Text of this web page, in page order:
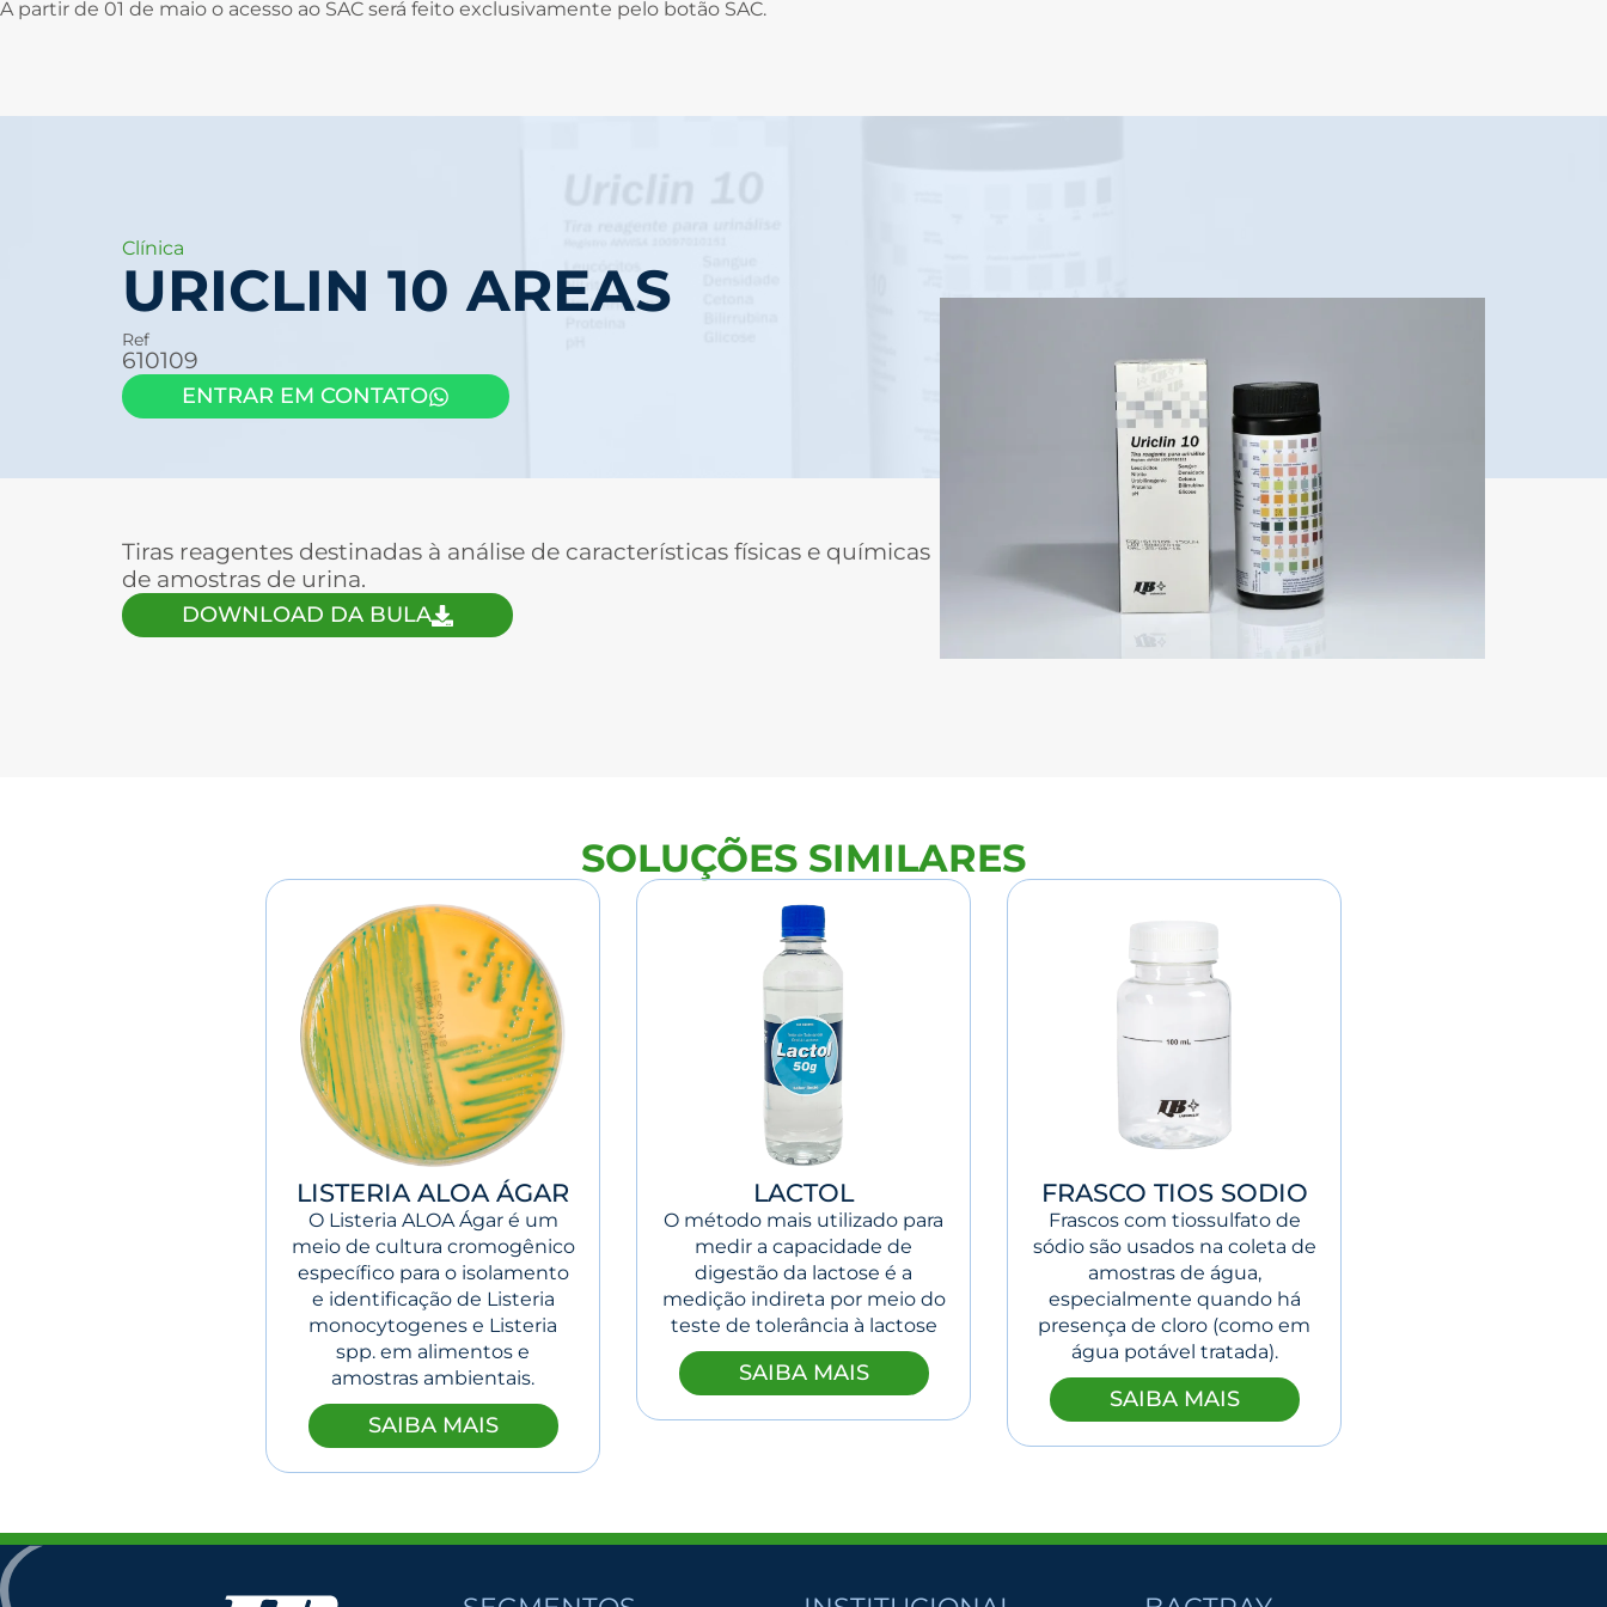
A partir de 01 de maio o acesso ao SAC será feito exclusivamente pelo botão SAC.
Clínica
URICLIN 10 AREAS
Ref
610109
ENTRAR EM CONTATO
Tiras reagentes destinadas à análise de características físicas e químicas
de amostras de urina.
DOWNLOAD DA BULA
SOLUÇÕES SIMILARES
LISTERIA ALOA ÁGAR
O Listeria ALOA Ágar é um
meio de cultura cromogênico
específico para o isolamento
e identificação de Listeria
monocytogenes e Listeria
spp. em alimentos e
amostras ambientais.
SAIBA MAIS
LACTOL
O método mais utilizado para
medir a capacidade de
digestão da lactose é a
medição indireta por meio do
teste de tolerância à lactose
SAIBA MAIS
FRASCO TIOS SODIO
Frascos com tiossulfato de
sódio são usados na coleta de
amostras de água,
especialmente quando há
presença de cloro (como em
água potável tratada).
SAIBA MAIS